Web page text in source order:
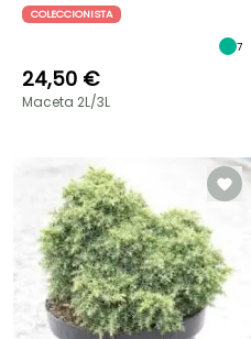
COLECCIONISTA
7
24,50 €
Maceta 2L/3L